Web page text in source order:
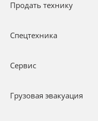
Продать технику
Спецтехника
Сервис
Грузовая эвакуация